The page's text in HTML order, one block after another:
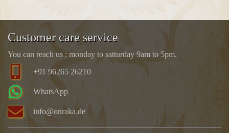
Customer care service
You can reach us : monday to satturday 9am to 5pm.
+91 96265 26210
WhatsApp
info@onraka.de